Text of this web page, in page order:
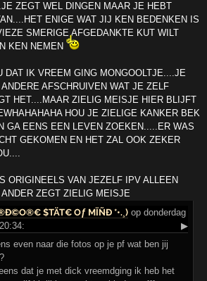
ZEGT WEL DINGEN MAAR JE HEBT
ENIGE WAT JIJ KEN BEDENKEN IS
SMERIGE AFGEDANKTE KUT WILT
KEN NEMEN
DAT IK VREEM GING MONGOOLTJE....JE
AFSCHRUIVEN WAT JE ZELF
HET....MAAR ZIELIG MEISJE HIER BLIJFT
HOU JE ZIELIGE KANKER BEK
GA EENS EEN LEVEN ZOEKEN.....ER WAS
GEKOMEN EN HET ZAL OOK ZEKER
ORIGINEELS VAN JEZELF IPV ALLEEN
ZEGT ZIELIG MEISJE
$TÄT€ Oƒ MÏÑÐ *•.¸) op donderdag
▶
even naar die fotos op je pf wat ben jij
dat je met dick vreemdging ik heb het